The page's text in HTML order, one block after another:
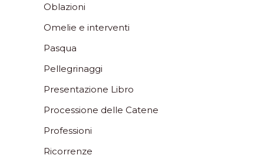
Oblazioni
Omelie e interventi
Pasqua
Pellegrinaggi
Presentazione Libro
Processione delle Catene
Professioni
Ricorrenze